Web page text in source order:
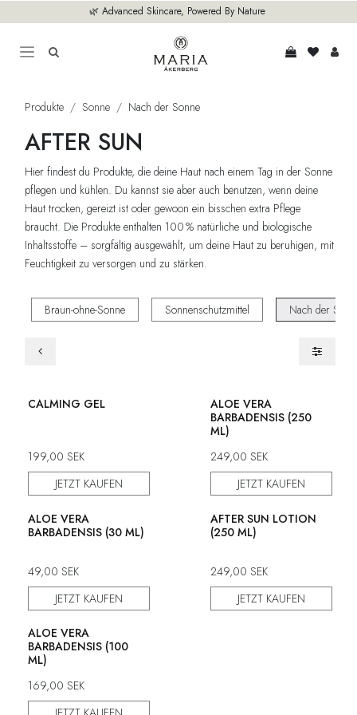
🌿 Advanced Skincare, Powered By Nature
Produkte Sonne Nach der Sonne
AFTER SUN
Hier findest du Produkte, die deine Haut nach einem Tag in der Sonne
pflegen und kühlen. Du kannst sie aber auch benutzen, wenn deine
Haut trocken, gereizt ist oder gewoon ein bisschen extra Pflege
braucht. Die Produkte enthalten 100 % natürliche und biologische
Inhaltsstoffe – sorgfältig ausgewählt, um deine Haut zu beruhigen, mit
Feuchtigkeit zu versorgen und zu stärken.
Braun-ohne-Sonne Sonnenschutzmittel Nach der
CALMING GEL
199,00 SEK
JETZT KAUFEN
ALOE VERA
BARBADENSIS (250
ML)
249,00 SEK
JETZT KAUFEN
ALOE VERA
BARBADENSIS (30 ML)
49,00 SEK
JETZT KAUFEN
AFTER SUN LOTION
(250 ML)
249,00 SEK
JETZT KAUFEN
ALOE VERA
BARBADENSIS (100
ML)
169,00 SEK